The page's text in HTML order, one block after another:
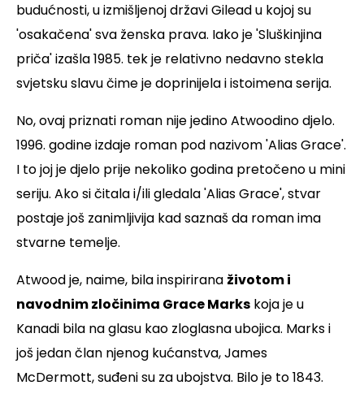
budućnosti, u izmišljenoj državi Gilead u kojoj su
'osakačena' sva ženska prava. Iako je 'Sluškinjina
priča' izašla 1985. tek je relativno nedavno stekla
svjetsku slavu čime je doprinijela i istoimena serija.
No, ovaj priznati roman nije jedino Atwoodino djelo.
1996. godine izdaje roman pod nazivom 'Alias Grace'.
I to joj je djelo prije nekoliko godina pretočeno u mini
seriju. Ako si čitala i/ili gledala 'Alias Grace', stvar
postaje još zanimljivija kad saznaš da roman ima
stvarne temelje.
Atwood je, naime, bila inspirirana životom i
navodnim zločinima Grace Marks koja je u
Kanadi bila na glasu kao zloglasna ubojica. Marks i
još jedan član njenog kućanstva, James
McDermott, suđeni su za ubojstva. Bilo je to 1843.